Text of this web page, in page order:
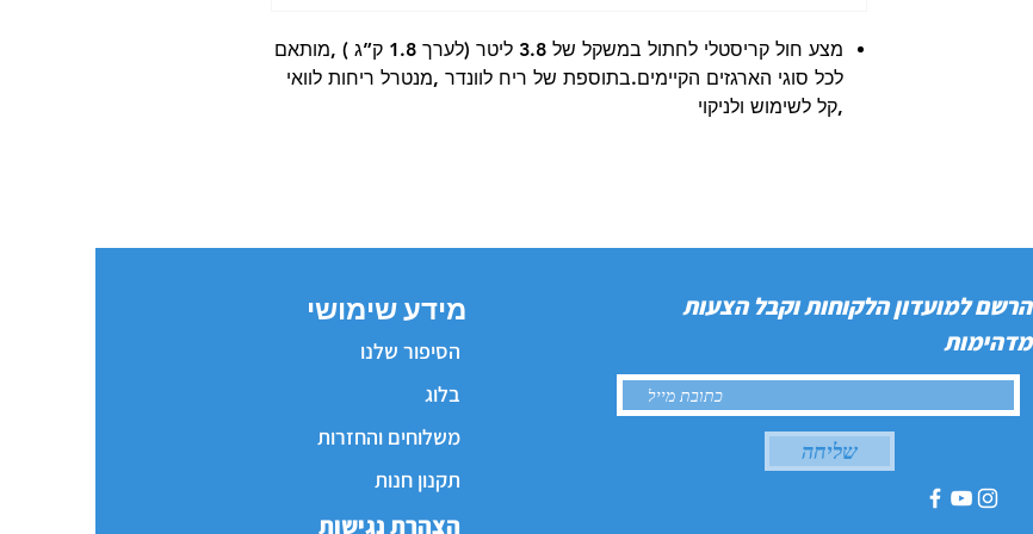
מצע חול קריסטלי לחתול במשקל של 3.8 ליטר (לערך 1.8 ק”ג ) ,מותאם
לכל סוגי הארגזים הקיימים.בתוספת של ריח לוונדר ,מנטרל ריחות לוואי
,קל לשימוש ולניקוי
מידע שימושי
הסיפור שלנו
בלוג
משלוחים והחזרות
תקנון חנות
הצהרת נגישות
הרשם למועדון הלקוחות וקבל הצעות
מדהימות
שליחה